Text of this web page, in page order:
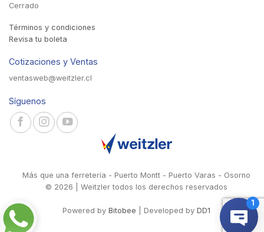
Cerrado
Términos y condiciones
Revisa tu boleta
Cotizaciones y Ventas
ventasweb@weitzler.cl
Síguenos
Más que una ferretería - Puerto Montt - Puerto Varas - Osorno
© 2026 | Weitzler todos los derechos reservados
Powered by Bitobee | Developed by DD1